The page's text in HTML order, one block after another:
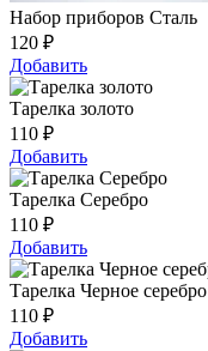
Набор приборов Сталь
120 ₽
Добавить
Тарелка золото
110 ₽
Добавить
Тарелка Серебро
110 ₽
Добавить
Тарелка Черное серебро
110 ₽
Добавить